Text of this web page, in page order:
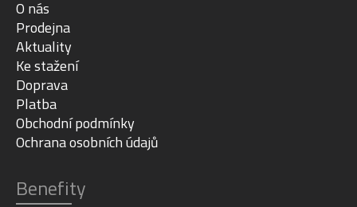
O nás
Prodejna
Aktuality
Ke stažení
Doprava
Platba
Obchodní podmínky
Ochrana osobních údajů
Benefity